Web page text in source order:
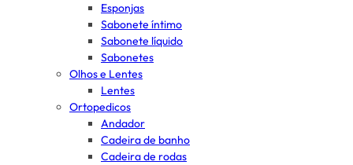
Esponjas
Sabonete íntimo
Sabonete líquido
Sabonetes
Olhos e Lentes
Lentes
Ortopedicos
Andador
Cadeira de banho
Cadeira de rodas